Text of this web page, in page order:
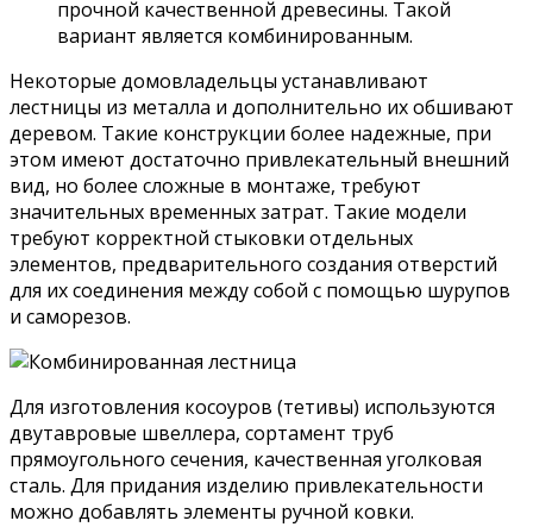
прочной качественной древесины. Такой
вариант является комбинированным.
Некоторые домовладельцы устанавливают
лестницы из металла и дополнительно их обшивают
деревом. Такие конструкции более надежные, при
этом имеют достаточно привлекательный внешний
вид, но более сложные в монтаже, требуют
значительных временных затрат. Такие модели
требуют корректной стыковки отдельных
элементов, предварительного создания отверстий
для их соединения между собой с помощью шурупов
и саморезов.
Для изготовления косоуров (тетивы) используются
двутавровые швеллера, сортамент труб
прямоугольного сечения, качественная уголковая
сталь. Для придания изделию привлекательности
можно добавлять элементы ручной ковки.